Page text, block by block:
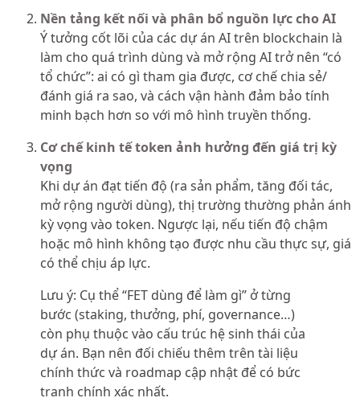
Nền tảng kết nối và phân bổ nguồn lực cho AI
Ý tưởng cốt lõi của các dự án AI trên blockchain là
làm cho quá trình dùng và mở rộng AI trở nên “có
tổ chức”: ai có gì tham gia được, cơ chế chia sẻ/
đánh giá ra sao, và cách vận hành đảm bảo tính
minh bạch hơn so với mô hình truyền thống.
Cơ chế kinh tế token ảnh hưởng đến giá trị kỳ
vọng
Khi dự án đạt tiến độ (ra sản phẩm, tăng đối tác,
mở rộng người dùng), thị trường thường phản ánh
kỳ vọng vào token. Ngược lại, nếu tiến độ chậm
hoặc mô hình không tạo được nhu cầu thực sự, giá
có thể chịu áp lực.
Lưu ý: Cụ thể “FET dùng để làm gì” ở từng
bước (staking, thưởng, phí, governance…)
còn phụ thuộc vào cấu trúc hệ sinh thái của
dự án. Bạn nên đối chiếu thêm trên tài liệu
chính thức và roadmap cập nhật để có bức
tranh chính xác nhất.